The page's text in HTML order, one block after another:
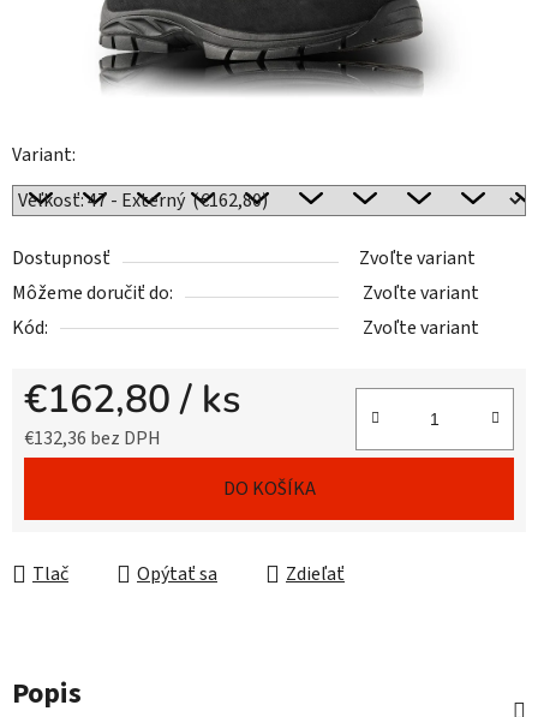
Variant:
Dostupnosť
Zvoľte variant
Môžeme doručiť do:
Zvoľte variant
Kód:
Zvoľte variant
€162,80/ ks
€132,36 bez DPH
DO KOŠÍKA
Tlač Opýtať sa Zdieľať
Popis